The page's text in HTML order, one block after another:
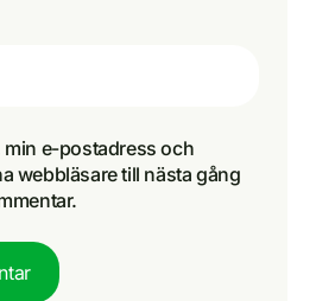
min e-postadress och
webbläsare till nästa gång